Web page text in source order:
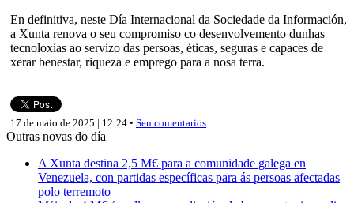
En definitiva, neste Día Internacional da Sociedade da Información,
a Xunta renova o seu compromiso co desenvolvemento dunhas
tecnoloxías ao servizo das persoas, éticas, seguras e capaces de
xerar benestar, riqueza e emprego para a nosa terra.
17 de maio de 2025 | 12:24 • Sen comentarios
Outras novas do día
A Xunta destina 2,5 M€ para a comunidade galega en
Venezuela, con partidas específicas para ás persoas afectadas
polo terremoto